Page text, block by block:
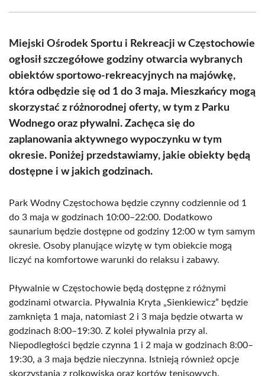
(Twitter)
Miejski Ośrodek Sportu i Rekreacji w Częstochowie
ogłosił szczegółowe godziny otwarcia wybranych
obiektów sportowo-rekreacyjnych na majówkę,
która odbędzie się od 1 do 3 maja. Mieszkańcy mogą
skorzystać z różnorodnej oferty, w tym z Parku
Wodnego oraz pływalni. Zachęca się do
zaplanowania aktywnego wypoczynku w tym
okresie. Poniżej przedstawiamy, jakie obiekty będą
dostępne i w jakich godzinach.
Park Wodny Częstochowa będzie czynny codziennie od 1
do 3 maja w godzinach 10:00–22:00. Dodatkowo
saunarium będzie dostępne od godziny 12:00 w tym samym
okresie. Osoby planujące wizytę w tym obiekcie mogą
liczyć na komfortowe warunki do relaksu i zabawy.
Pływalnie w Częstochowie będą dostępne z różnymi
godzinami otwarcia. Pływalnia Kryta „Sienkiewicz” będzie
zamknięta 1 maja, natomiast 2 i 3 maja będzie otwarta w
godzinach 8:00–19:30. Z kolei pływalnia przy al.
Niepodległości będzie czynna 1 i 2 maja w godzinach 8:00–
19:30, a 3 maja będzie nieczynna. Istnieją również opcje
skorzystania z rolkowiska oraz kortów tenisowych.